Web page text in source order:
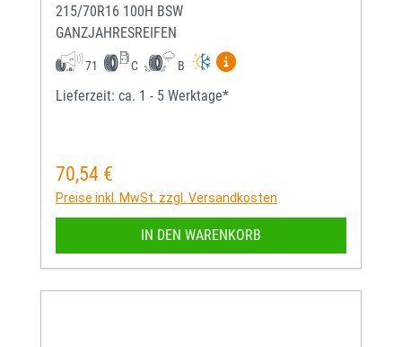
215/70R16 100H BSW
GANZJAHRESREIFEN
71 C B
Mehr Informationen zum
Lieferzeit: ca. 1 - 5 Werktage*
Regulärer Preis:
70,54 €
Preise inkl. MwSt. zzgl. Versandkosten
IN DEN WARENKORB